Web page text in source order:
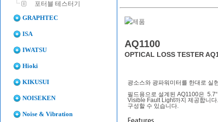
포터블 테스터기
GRAPHTEC
ISA
IWATSU
Hioki
KIKUSUI
NOISEKEN
Noise & Vibration
AQ1100
OPTICAL LOSS TESTER
광소스와 광파워미터를 한대로 실
필드용으로 설계된 AQ1100은
Visible Fault Light까지 제공합니
구성할 수 있습니다.